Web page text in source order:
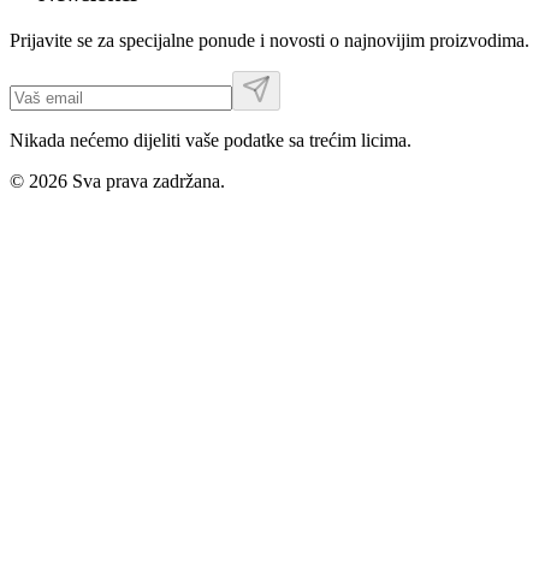
Prijavite se za specijalne ponude i novosti o najnovijim proizvodima.
Nikada nećemo dijeliti vaše podatke sa trećim licima.
© 2026 Sva prava zadržana.